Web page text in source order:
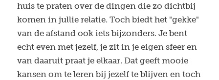
huis te praten over de dingen die zo dichtbij
komen in jullie relatie. Toch biedt het "gekke"
van de afstand ook iets bijzonders. Je bent
echt even met jezelf, je zit in je eigen sfeer en
van daaruit praat je elkaar. Dat geeft mooie
kansen om te leren bij jezelf te blijven en toch